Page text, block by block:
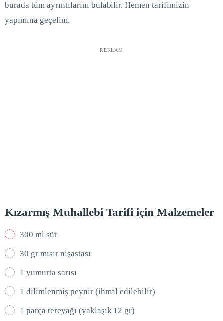
burada tüm ayrıntılarını bulabilir. Hemen tarifimizin
yapımına geçelim.
REKLAM
Kızarmış Muhallebi Tarifi için Malzemeler
300 ml süt
30 gr mısır nişastası
1 yumurta sarısı
1 dilimlenmiş peynir (ihmal edilebilir)
1 parça tereyağı (yaklaşık 12 gr)